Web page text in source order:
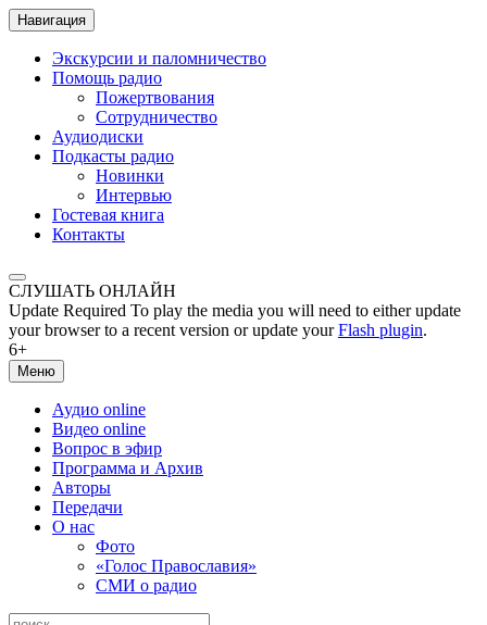
Навигация
Экскурсии и паломничество
Помощь радио
Пожертвования
Сотрудничество
Аудиодиски
Подкасты радио
Новинки
Интервью
Гостевая книга
Контакты
СЛУШАТЬ ОНЛАЙН
Update Required To play the media you will need to either update
your browser to a recent version or update yourFlash plugin.
6+
Меню
Аудио online
Видео online
Вопрос в эфир
Программа и Архив
Авторы
Передачи
О нас
Фото
«Голос Православия»
СМИ о радио